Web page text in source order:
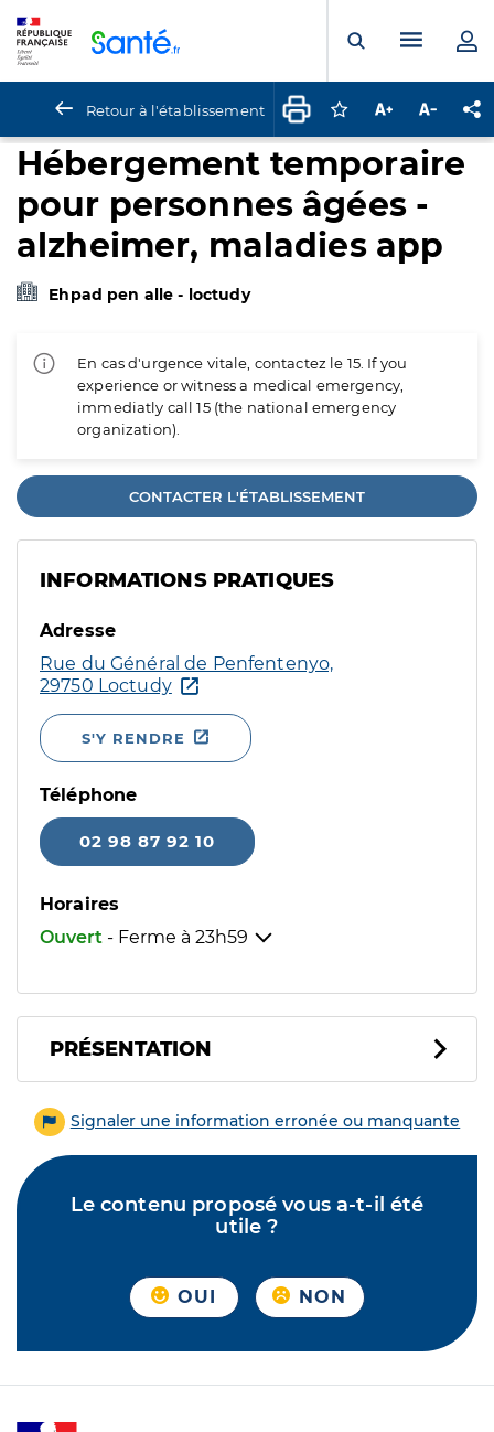
Ouvrir laMenu
Retour à l'établissement Connectez-vous
Augmenter la
Hébergement temporaire
pour personnes âgées -
alzheimer, maladies app
Ehpad pen alle - loctudy
En cas d'urgence vitale, contactez le 15. If you
experience or witness a medical emergency,
immediatly call 15 (the national emergency
organization).
CONTACTER L'ÉTABLISSEMENT
INFORMATIONS PRATIQUES
Adresse
Rue du Général de Penfentenyo,
29750 Loctudy
S'Y RENDRE
Téléphone
02 98 87 92 10
Horaires
Ouvert - Ferme à 23h59
PRÉSENTATION
Signaler une information erronée ou manquante
Le contenu proposé vous a-t-il été
utile ?
OUI NON